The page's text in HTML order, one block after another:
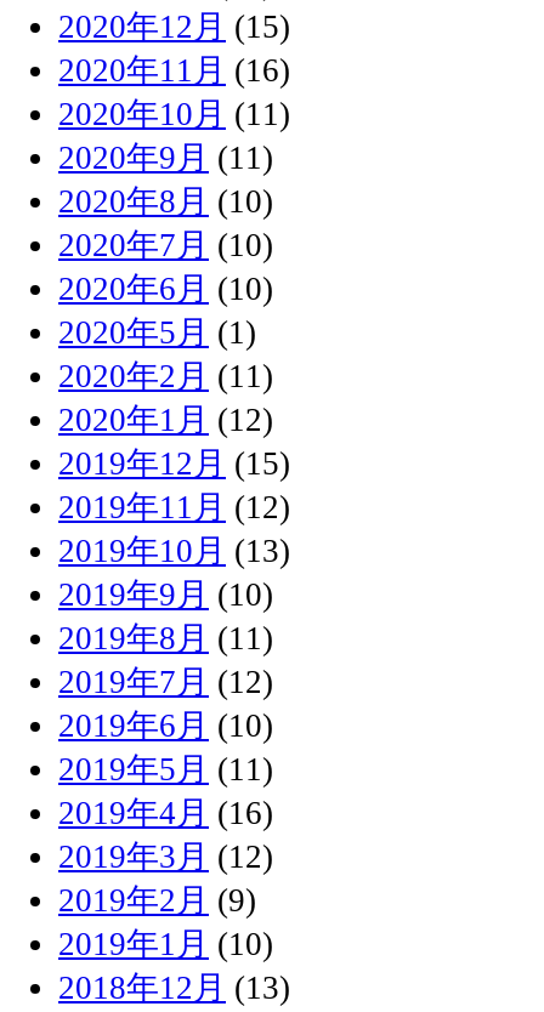
2020年12月 (15)
2020年11月 (16)
2020年10月 (11)
2020年9月 (11)
2020年8月 (10)
2020年7月 (10)
2020年6月 (10)
2020年5月 (1)
2020年2月 (11)
2020年1月 (12)
2019年12月 (15)
2019年11月 (12)
2019年10月 (13)
2019年9月 (10)
2019年8月 (11)
2019年7月 (12)
2019年6月 (10)
2019年5月 (11)
2019年4月 (16)
2019年3月 (12)
2019年2月 (9)
2019年1月 (10)
2018年12月 (13)